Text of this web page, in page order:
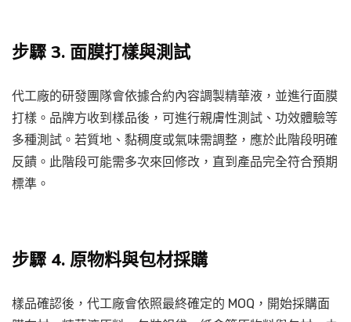
步驟 3. 面膜打樣與測試
代工廠的研發團隊會依據合約內容調製精華液，並進行面膜
打樣。品牌方收到樣品後，可進行親膚性測試、功效體驗等
多種測試。若質地、黏稠度或氣味需調整，應於此階段明確
反饋。此階段可能需多次來回修改，直到產品完全符合預期
標準。
步驟 4. 原物料與包材採購
樣品確認後，代工廠會依照最終確定的 MOQ，開始採購面